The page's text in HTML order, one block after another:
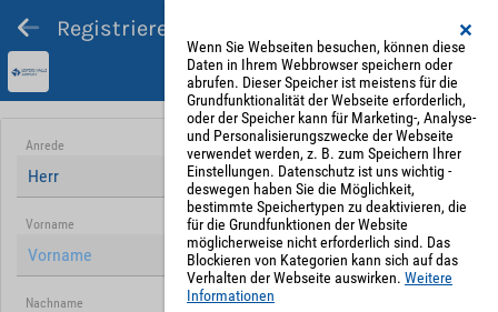
Registrieren und Angebot abgeben
Anrede
Herr
Vorname
Nachname
Wenn Sie Webseiten besuchen, können diese
Daten in Ihrem Webbrowser speichern oder
abrufen. Dieser Speicher ist meistens für die
Grundfunktionalität der Webseite erforderlich,
oder der Speicher kann für Marketing-, Analyse-
und Personalisierungszwecke der Webseite
verwendet werden, z. B. zum Speichern Ihrer
Einstellungen. Datenschutz ist uns wichtig -
deswegen haben Sie die Möglichkeit,
bestimmte Speichertypen zu deaktivieren, die
für die Grundfunktionen der Website
möglicherweise nicht erforderlich sind. Das
Blockieren von Kategorien kann sich auf das
Verhalten der Webseite auswirken. Weitere
Informationen